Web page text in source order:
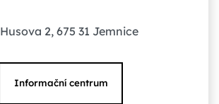
Husova 2, 675 31 Jemnice
Informační centrum